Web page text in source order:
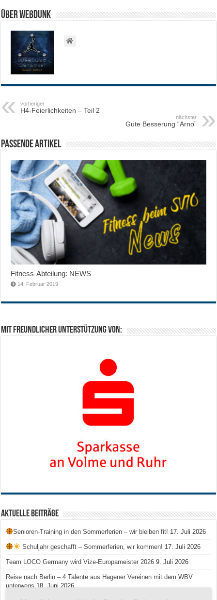
Über WEBDUNK
vorheriger
H4-Feierlichkeiten – Teil 2
nächster
Gute Besserung “Arno”
Passende Artikel
Fitness-Abteilung: NEWS
14. Februar 2019
Mit freundlicher Unterstützung von:
Aktuelle Beiträge
Senioren-Training in den Sommerferien – wir bleiben fit! 17. Juli 2026
Schuljahr geschafft – Sommerferien, wir kommen! 17. Juli 2026
Team LOCO Germany wird Vize-Europameister 2026 9. Juli 2026
Reise nach Berlin – 4 Talente aus Hagener Vereinen mit dem WBV
unterwegs 18. Juni 2026